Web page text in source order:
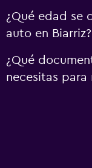
¿Qué edad se
auto en Biarriz?
¿Qué
necesitas para